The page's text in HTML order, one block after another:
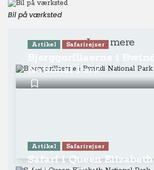
Bil på værksted
Læs mere
Artikel Safarirejser
National Park
Artikel Safarirejser
Safari i Queen Elizabeth